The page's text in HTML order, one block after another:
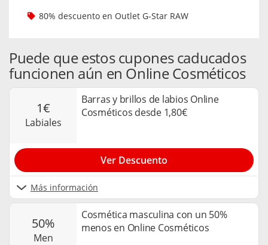
80% descuento en Outlet G-Star RAW
Puede que estos cupones caducados
funcionen aún en Online Cosméticos
1€
labiales
Barras y brillos de labios Online
Cosméticos desde 1,80€
Más información
Ver Descuento
50%
men
Cosmética masculina con un 50%
menos en Online Cosméticos